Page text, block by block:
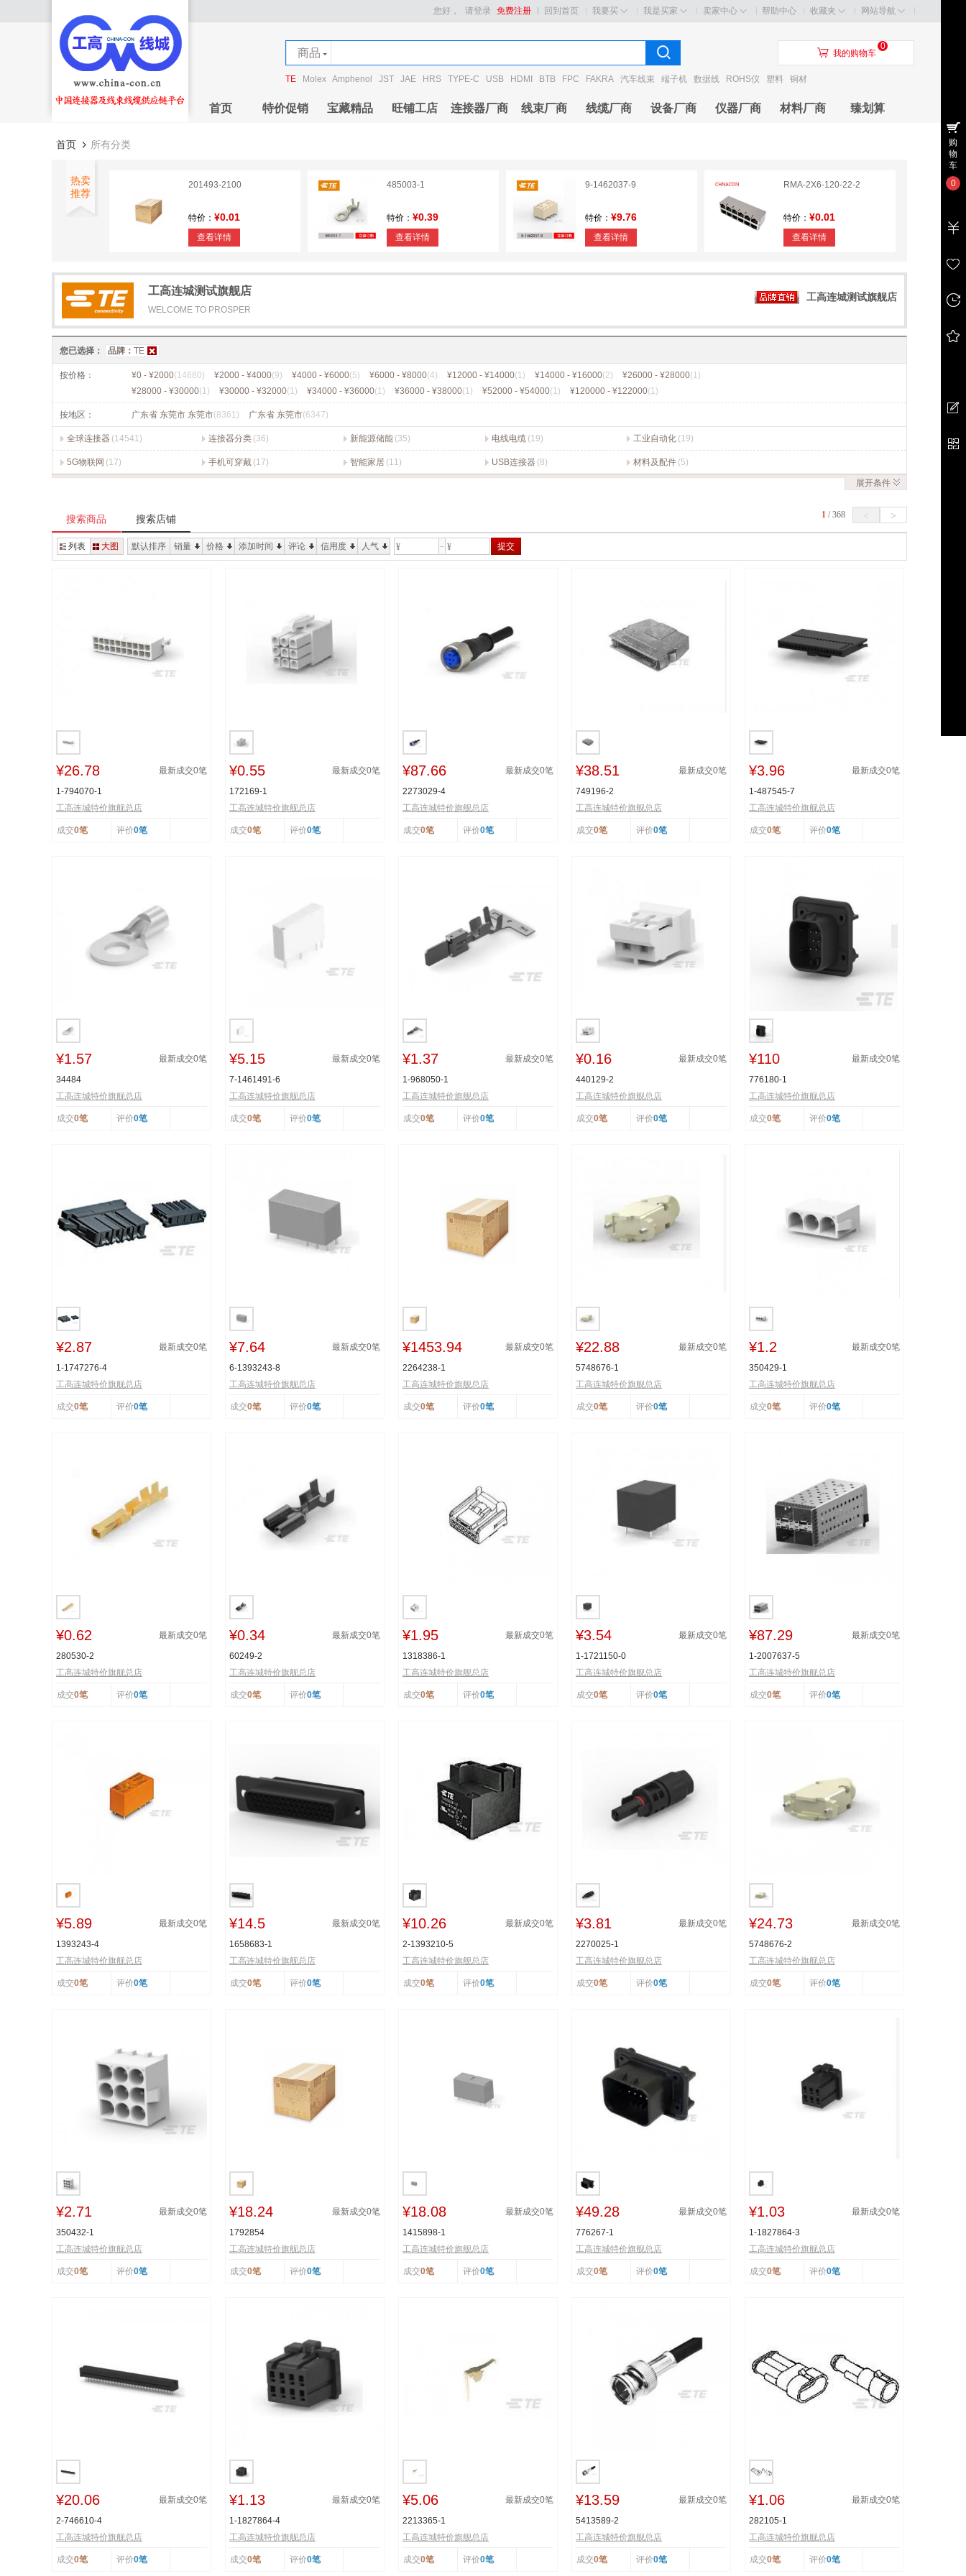
回到首页 我要买 我是买家 卖家中心 帮助中心 收藏夹 网站导航
您好， 请登录 免费注册
商品
店铺
TE Molex Amphenol JST JAE HRS TYPE-C USB HDMI BTB FPC FAKRA 汽车线束 端子机 数据线 ROHS仪 塑料 铜材
󰃦 我的购物车
0
首页 特价促销 宝藏精品 旺铺工店 连接器厂商 线束厂商 线缆厂商 设备厂商 仪器厂商 材料厂商 臻划算
首页 所有分类
热卖
推荐
201493-2100
特价： ¥0.01
查看详情
485003-1
特价： ¥0.39
查看详情
9-1462037-9
特价： ¥9.76
查看详情
RMA-2X6-120-22-2
特价： ¥0.01
查看详情
H=2.8mm
¥0
工高连城测试旗舰店
WELCOME TO PROSPER
工高连城测试旗舰店
您已选择： 品牌： TE
按价格： ¥0 - ¥2000(14680) ¥2000 - ¥4000(9) ¥4000 - ¥6000(5) ¥6000 - ¥8000(4) ¥12000 - ¥14000(1) ¥14000 - ¥16000(2) ¥26000 - ¥28000(1)
¥28000 - ¥30000(1) ¥30000 - ¥32000(1) ¥34000 - ¥36000(1) ¥36000 - ¥38000(1) ¥52000 - ¥54000(1) ¥120000 - ¥122000(1)
按地区： 广东省 东莞市 东莞市(8361) 广东省 东莞市(6347)
全球连接器 (14541) 连接器分类 (36) 新能源储能 (35) 电线电缆 (19) 工业自动化 (19)
5G物联网 (17) 手机可穿戴 (17) 智能家居 (11) USB连接器 (8) 材料及配件 (5)
展开条件
搜索商品 搜索店铺 1 / 368 < >
列表 大图 默认排序 销量 价格 添加时间 评论 信用度 人气 ¥ ¥ 提交
¥26.78 最新成交0笔
1-794070-1
工高连城特价旗舰总店
成交0笔 评价0笔
¥0.55 最新成交0笔
172169-1
工高连城特价旗舰总店
成交0笔 评价0笔
¥87.66 最新成交0笔
2273029-4
工高连城特价旗舰总店
成交0笔 评价0笔
¥38.51 最新成交0笔
749196-2
工高连城特价旗舰总店
成交0笔 评价0笔
¥3.96 最新成交0笔
1-487545-7
工高连城特价旗舰总店
成交0笔 评价0笔
¥1.57 最新成交0笔
34484
工高连城特价旗舰总店
成交0笔 评价0笔
¥5.15 最新成交0笔
7-1461491-6
工高连城特价旗舰总店
成交0笔 评价0笔
¥1.37 最新成交0笔
1-968050-1
工高连城特价旗舰总店
成交0笔 评价0笔
¥0.16 最新成交0笔
440129-2
工高连城特价旗舰总店
成交0笔 评价0笔
¥110 最新成交0笔
776180-1
工高连城特价旗舰总店
成交0笔 评价0笔
¥2.87 最新成交0笔
1-1747276-4
工高连城特价旗舰总店
成交0笔 评价0笔
¥7.64 最新成交0笔
6-1393243-8
工高连城特价旗舰总店
成交0笔 评价0笔
¥1453.94 最新成交0笔
2264238-1
工高连城特价旗舰总店
成交0笔 评价0笔
¥22.88 最新成交0笔
5748676-1
工高连城特价旗舰总店
成交0笔 评价0笔
¥1.2 最新成交0笔
350429-1
工高连城特价旗舰总店
成交0笔 评价0笔
¥0.62 最新成交0笔
280530-2
工高连城特价旗舰总店
成交0笔 评价0笔
¥0.34 最新成交0笔
60249-2
工高连城特价旗舰总店
成交0笔 评价0笔
¥1.95 最新成交0笔
1318386-1
工高连城特价旗舰总店
成交0笔 评价0笔
¥3.54 最新成交0笔
1-1721150-0
工高连城特价旗舰总店
成交0笔 评价0笔
¥87.29 最新成交0笔
1-2007637-5
工高连城特价旗舰总店
成交0笔 评价0笔
¥5.89 最新成交0笔
1393243-4
工高连城特价旗舰总店
成交0笔 评价0笔
¥14.5 最新成交0笔
1658683-1
工高连城特价旗舰总店
成交0笔 评价0笔
¥10.26 最新成交0笔
2-1393210-5
工高连城特价旗舰总店
成交0笔 评价0笔
¥3.81 最新成交0笔
2270025-1
工高连城特价旗舰总店
成交0笔 评价0笔
¥24.73 最新成交0笔
5748676-2
工高连城特价旗舰总店
成交0笔 评价0笔
¥2.71 最新成交0笔
350432-1
工高连城特价旗舰总店
成交0笔 评价0笔
¥18.24 最新成交0笔
1792854
工高连城特价旗舰总店
成交0笔 评价0笔
¥18.08 最新成交0笔
1415898-1
工高连城特价旗舰总店
成交0笔 评价0笔
¥49.28 最新成交0笔
776267-1
工高连城特价旗舰总店
成交0笔 评价0笔
¥1.03 最新成交0笔
1-1827864-3
工高连城特价旗舰总店
成交0笔 评价0笔
¥20.06 最新成交0笔
2-746610-4
工高连城特价旗舰总店
成交0笔 评价0笔
¥1.13 最新成交0笔
1-1827864-4
工高连城特价旗舰总店
成交0笔 评价0笔
¥5.06 最新成交0笔
2213365-1
工高连城特价旗舰总店
成交0笔 评价0笔
¥13.59 最新成交0笔
5413589-2
工高连城特价旗舰总店
成交0笔 评价0笔
¥1.06 最新成交0笔
282105-1
工高连城特价旗舰总店
成交0笔 评价0笔
购
物
车
0